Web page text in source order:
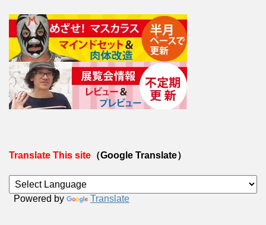
Translate This site （Google Translate）
Powered by Translate